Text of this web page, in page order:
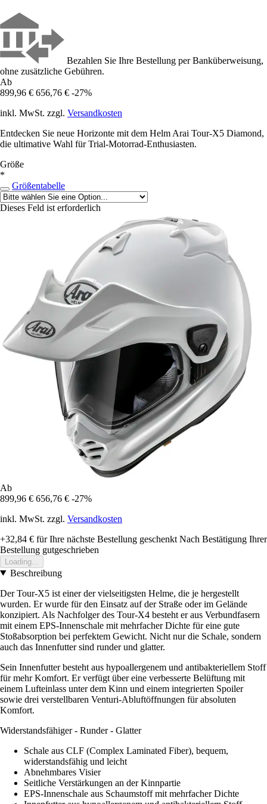
Bezahlen Sie Ihre Bestellung per Banküberweisung,
ohne zusätzliche Gebühren.
Ab
899,96 € 656,76 € -27%
inkl. MwSt. zzgl. Versandkosten
Entdecken Sie neue Horizonte mit dem Helm Arai Tour-X5 Diamond,
die ultimative Wahl für Trial-Motorrad-Enthusiasten.
Größe
*
Größentabelle
Dieses Feld ist erforderlich
Ab
899,96 € 656,76 € -27%
inkl. MwSt. zzgl. Versandkosten
+32,84 € für Ihre nächste Bestellung geschenkt Nach Bestätigung Ihrer
Bestellung gutgeschrieben
Loading...
Beschreibung
Der Tour-X5 ist einer der vielseitigsten Helme, die je hergestellt
wurden. Er wurde für den Einsatz auf der Straße oder im Gelände
konzipiert. Als Nachfolger des Tour-X4 besteht er aus Verbundfasern
mit einem EPS-Innenschale mit mehrfacher Dichte für eine gute
Stoßabsorption bei perfektem Gewicht. Nicht nur die Schale, sondern
auch das Innenfutter sind runder und glatter.
Sein Innenfutter besteht aus hypoallergenem und antibakteriellem Stoff
für mehr Komfort. Er verfügt über eine verbesserte Belüftung mit
einem Lufteinlass unter dem Kinn und einem integrierten Spoiler
sowie drei verstellbaren Venturi-Abluftöffnungen für absoluten
Komfort.
Widerstandsfähiger - Runder - Glatter
Schale aus CLF (Complex Laminated Fiber), bequem,
widerstandsfähig und leicht
Abnehmbares Visier
Seitliche Verstärkungen an der Kinnpartie
EPS-Innenschale aus Schaumstoff mit mehrfacher Dichte